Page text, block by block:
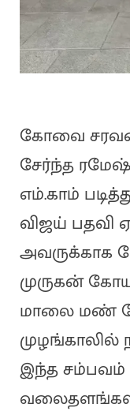
கோவை
சேர்ந்த ரமேஷ்
எம்.காம்
விஜய் பதவி
அவருக்காக
முருகன்
மாலை மண்
முழங்காலில்
இந்த சம்பவம்